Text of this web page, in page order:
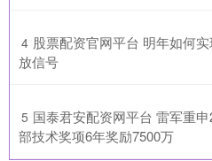
4 股票配资官网平台 明年如何
放信号
5 国泰君安配资网平台 雷军重
部技术奖项6年奖励7500万